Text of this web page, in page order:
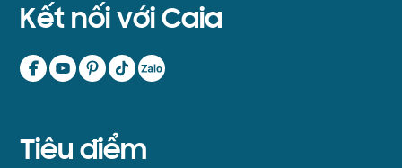
Kết nối với Caia
Tiêu điểm